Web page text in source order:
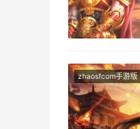
zhaosfcom手游版